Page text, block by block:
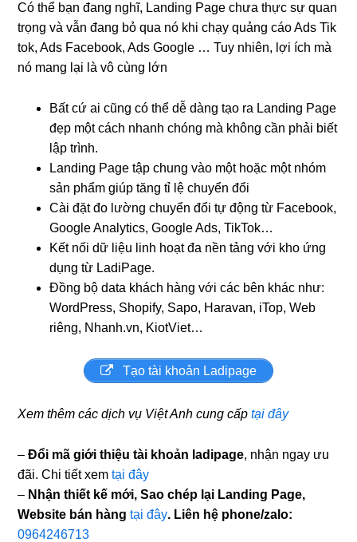
Có thể bạn đang nghĩ, Landing Page chưa thực sự quan
trọng và vẫn đang bỏ qua nó khi chạy quảng cáo Ads Tik
tok, Ads Facebook, Ads Google … Tuy nhiên, lợi ích mà
nó mang lại là vô cùng lớn
Bất cứ ai cũng có thể dễ dàng tạo ra Landing Page
đẹp một cách nhanh chóng mà không cần phải biết
lập trình.
Landing Page tập chung vào một hoặc một nhóm
sản phẩm giúp tăng tỉ lệ chuyển đổi
Cài đặt đo lường chuyển đổi tự động từ Facebook,
Google Analytics, Google Ads, TikTok…
Kết nối dữ liệu linh hoạt đa nền tảng với kho ứng
dụng từ LadiPage.
Đồng bộ data khách hàng với các bên khác như:
WordPress, Shopify, Sapo, Haravan, iTop, Web
riêng, Nhanh.vn, KiotViet…
Tạo tài khoản Ladipage
Xem thêm các dịch vụ Việt Anh cung cấptại đây
–Đổi mã giới thiệu tài khoản ladipage, nhận ngay ưu
đãi. Chi tiết xemtại đây
– Nhận thiết kế mới, Sao chép lại Landing Page,
Website bán hàngtại đây. Liên hệ phone/zalo:
0964246713